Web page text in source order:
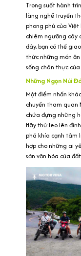
Trong suốt hành
làng nghề truyền
phong phú của
chiêm ngưỡng cây
đây, bạn có thể
thức những món
sống chân thực
Những Ngọn Núi
Một điểm nhấn
chuyến tham quan
chứa đựng những
Hãy thử leo lên
phá khía cạnh tâm
hợp cho những ai
sản văn hóa của